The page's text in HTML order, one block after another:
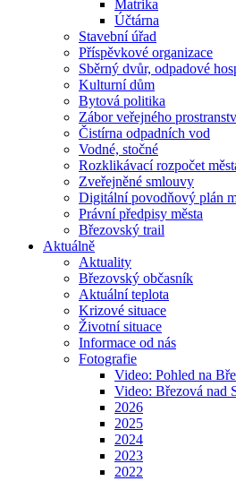
Matrika
Účtárna
Stavební úřad
Příspěvkové organizace
Sběrný dvůr, odpadové
Kulturní dům
Bytová politika
Zábor veřejného
Čistírna odpadních vod
Vodné, stočné
Rozklikávací rozpočet
Zveřejněné smlouvy
Digitální povodňový plán
Právní předpisy města
Březovský trail
Aktuálně
Aktuality
Březovský občasník
Aktuální teplota
Krizové situace
Životní situace
Informace od nás
Fotografie
Video: Pohled na
Video: Březová nad
2026
2025
2024
2023
2022